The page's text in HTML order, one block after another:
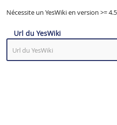
Nécessite un YesWiki en version >=
Url du YesWiki